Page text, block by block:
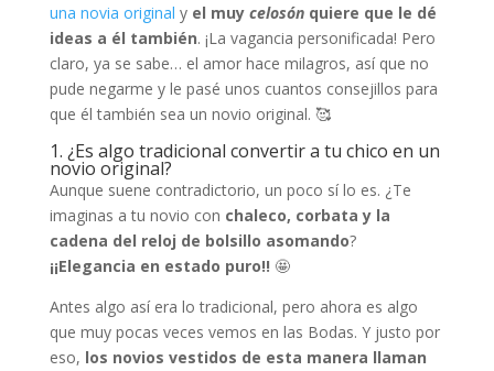
una novia original y el muy celosónquiere que le dé
ideas a él también. ¡La vagancia personificada! Pero
claro, ya se sabe… el amor hace milagros, así que no
pude negarme y le pasé unos cuantos consejillos para
que él también sea un novio original. 🥰
1. ¿Es algo tradicional convertir a tu chico en un
novio original?
Aunque suene contradictorio, un poco sí lo es. ¿Te
imaginas a tu novio con chaleco, corbata y la
cadena del reloj de bolsillo asomando?
¡¡Elegancia en estado puro!! 🤩
Antes algo así era lo tradicional, pero ahora es algo
que muy pocas veces vemos en las Bodas. Y justo por
eso, los novios vestidos de esta manera llaman